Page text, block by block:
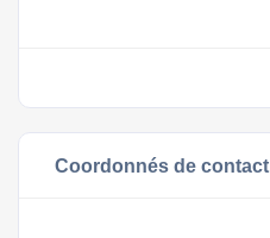
Coordonnés de contact